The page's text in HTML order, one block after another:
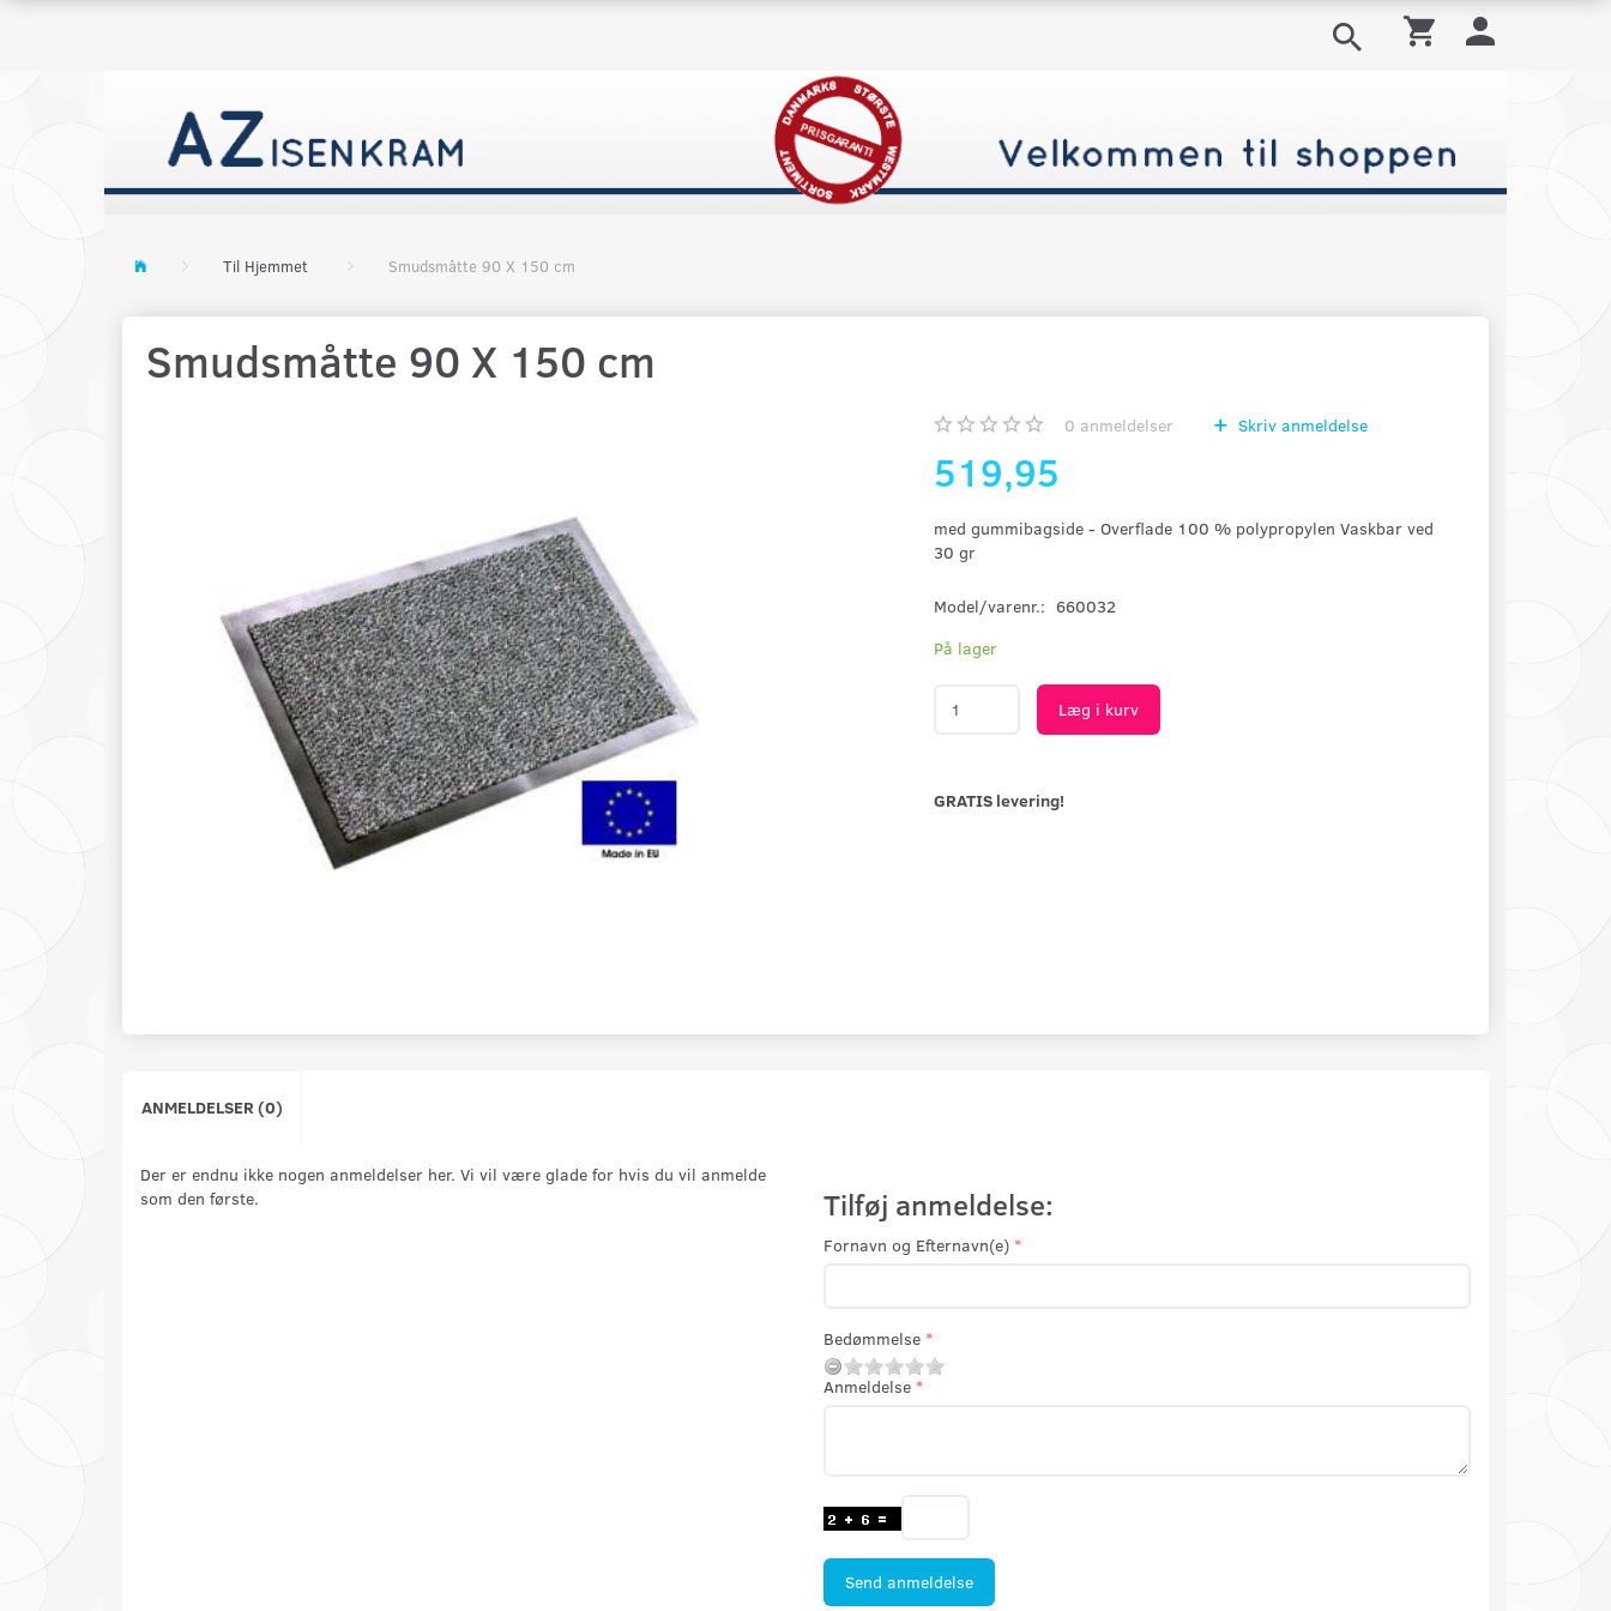
Til Hjemmet Smudsmåtte 90 X 150 cm
Smudsmåtte 90 X 150 cm
0 anmeldelser Skriv anmeldelse
519,95
med gummibagside - Overflade 100 % polypropylen Vaskbar ved
30 gr
Model/varenr.: 660032
På lager
Læg i kurv
GRATIS levering!
ANMELDELSER (0)
Der er endnu ikke nogen anmeldelser her. Vi vil være glade for hvis du vil anmelde
som den første.
Tilføj anmeldelse:
Fornavn og Efternavn(e)
Bedømmelse
Anmeldelse
Send anmeldelse